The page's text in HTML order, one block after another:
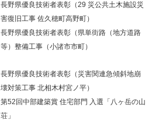
長野県優良技術者表彰（29 災公共土木施設災
害復旧工事 佐久穂町高野町）
長野県優良技術者表彰（県単街路（地方道路
等）整備工事（小諸市市町）
長野県優良技術者表彰（災害関連急傾斜地崩
壊対策工事 北相木村宮ノ平）
第52回中部建築賞 住宅部門 入選「八ヶ岳の山
荘」